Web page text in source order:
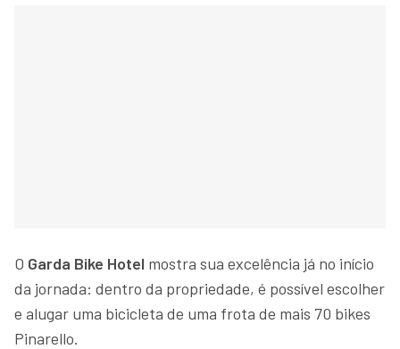
O Garda Bike Hotel mostra sua excelência já no início
da jornada: dentro da propriedade, é possível escolher
e alugar uma bicicleta de uma frota de mais 70 bikes
Pinarello.